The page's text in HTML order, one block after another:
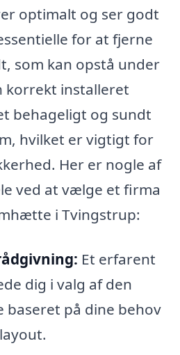
optimalt og ser godt
for at fjerne
som kan opstå under
korrekt installeret
behageligt og sundt
hvilket er vigtigt for
Her er nogle af
ved at vælge et firma
i Tvingstrup:
Et erfarent
dig i valg af den
på dine behov